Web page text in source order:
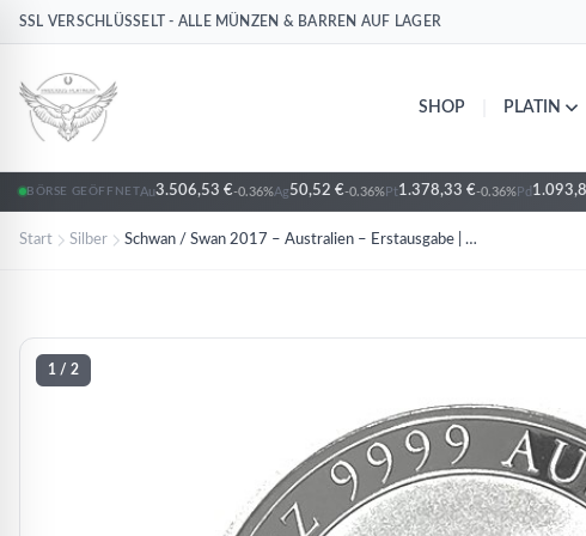
SSL VERSCHLÜSSELT - ALLE MÜNZEN & BARREN AUF LAGER
SHOP PLATIN
BÖRSE GEÖFFNETAu3.506,53 €-0.36%Ag50,52 €-0.36%Pt1.378,33 €-0.36%Pd
Start Silber Schwan / Swan 2017 – Australien – Erstausgabe | 1 oz Silber
1 / 2
AgSilber
AgSilber
AgSilber
AgSilber
AgSilber